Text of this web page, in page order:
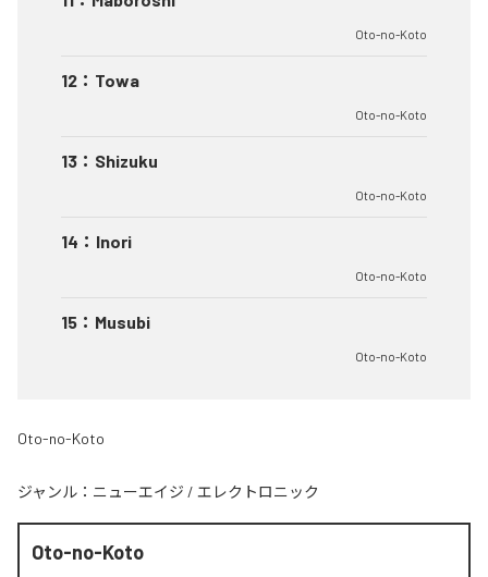
Oto-no-Koto
12 ： Towa
Oto-no-Koto
13 ： Shizuku
Oto-no-Koto
14 ： Inori
Oto-no-Koto
15 ： Musubi
Oto-no-Koto
Oto-no-Koto
ジャンル： ニューエイジ / エレクトロニック
Oto-no-Koto